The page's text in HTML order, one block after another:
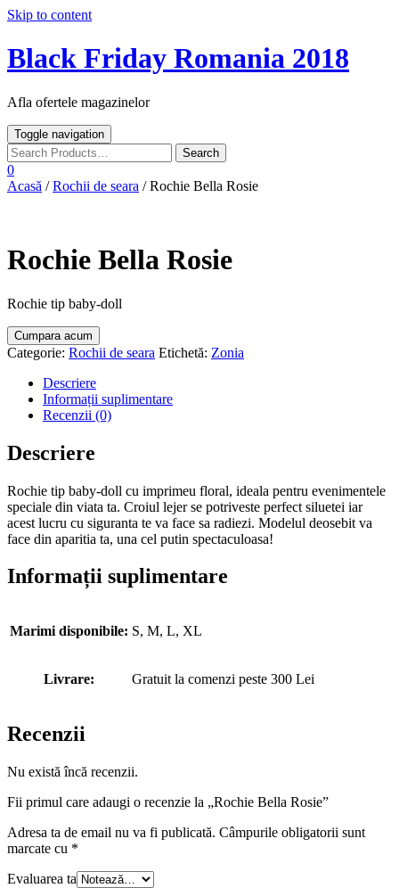
Skip to content
Black Friday Romania 2018
Afla ofertele magazinelor
Toggle navigation
0
Acasă /Rochii de seara / Rochie Bella Rosie
Rochie Bella Rosie
Rochie tip baby-doll
Cumpara acum
Categorie: Rochii de seara Etichetă: Zonia
Descriere
Informații suplimentare
Recenzii (0)
Descriere
Rochie tip baby-doll cu imprimeu floral, ideala pentru evenimentele
speciale din viata ta. Croiul lejer se potriveste perfect siluetei iar
acest lucru cu siguranta te va face sa radiezi. Modelul deosebit va
face din aparitia ta, una cel putin spectaculoasa!
Informații suplimentare
Marimi disponibile: S, M, L, XL
Livrare: Gratuit la comenzi peste 300 Lei
Recenzii
Nu există încă recenzii.
Fii primul care adaugi o recenzie la „Rochie Bella Rosie”
Adresa ta de email nu va fi publicată. Câmpurile obligatorii sunt
marcate cu *
Evaluarea ta